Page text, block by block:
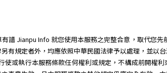
譜 Jianpu Info 就您使用本服務之完整合意，取代您
有規定者外，均應依照中華民國法律予以處理，並以
使或執行本服務條款任何權利或規定，不構成前開權